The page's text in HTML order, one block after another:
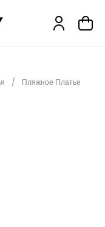
Пляжное Платье